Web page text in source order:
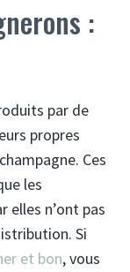
:
par de
propres
Ces
les
elles n’ont pas
Si
et bon, vous